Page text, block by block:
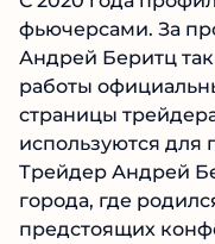
С 2020 года
фьючерсами. За
Андрей Беритц
работы
страницы
используются для
услуг. Трейдер
фотографии